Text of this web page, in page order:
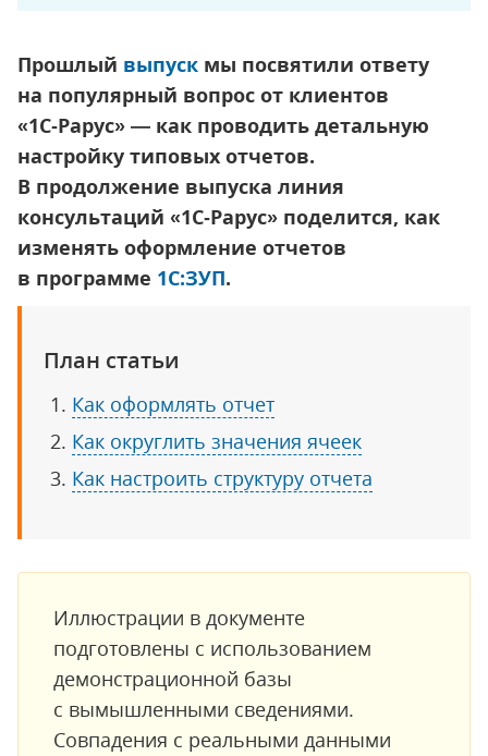
Прошлый выпуск мы посвятили ответу
на популярный вопрос от клиентов
«1С‑Рарус» — как проводить детальную
настройку типовых отчетов.
В продолжение выпуска линия
консультаций «1С‑Рарус» поделится, как
изменять оформление отчетов
в программе 1С:ЗУП.
План статьи
Как оформлять отчет
Как округлить значения ячеек
Как настроить структуру отчета
Иллюстрации в документе
подготовлены с использованием
демонстрационной базы
с вымышленными сведениями.
Совпадения с реальными данными